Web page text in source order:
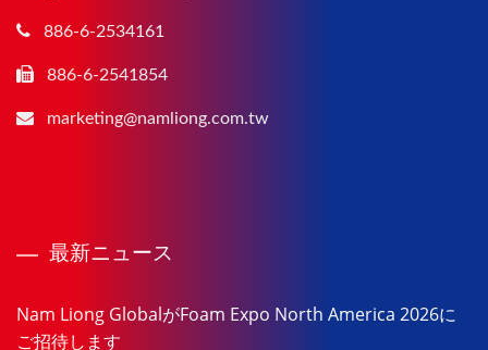
886-6-2534161
886-6-2541854
marketing@namliong.com.tw
最新ニュース
Nam Liong GlobalがFoam Expo North America 2026に
ご招待します